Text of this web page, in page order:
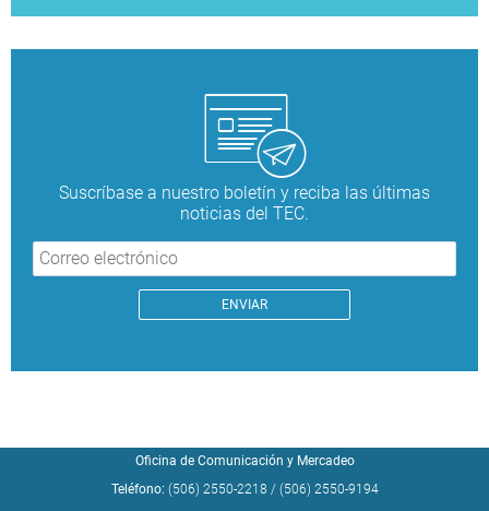
Suscríbase a nuestro boletín y reciba las últimas
noticias del TEC.
Oficina de Comunicación y Mercadeo
Teléfono: (506) 2550-2218 / (506) 2550-9194